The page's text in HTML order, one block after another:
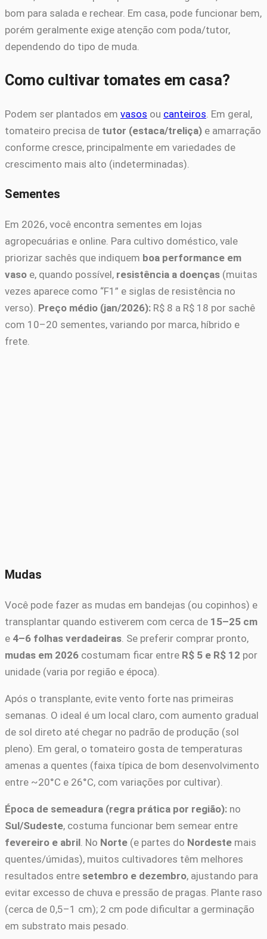
bom para salada e rechear. Em casa, pode funcionar bem,
porém geralmente exige atenção com poda/tutor,
dependendo do tipo de muda.
Como cultivar tomates em casa?
Podem ser plantados em vasos ou canteiros. Em geral,
tomateiro precisa de tutor (estaca/treliça) e amarração
conforme cresce, principalmente em variedades de
crescimento mais alto (indeterminadas).
Sementes
Em 2026, você encontra sementes em lojas
agropecuárias e online. Para cultivo doméstico, vale
priorizar sachês que indiquem boa performance em
vaso e, quando possível, resistência a doenças (muitas
vezes aparece como “F1” e siglas de resistência no
verso). Preço médio (jan/2026): R$ 8 a R$ 18 por sachê
com 10–20 sementes, variando por marca, híbrido e
frete.
Mudas
Você pode fazer as mudas em bandejas (ou copinhos) e
transplantar quando estiverem com cerca de 15–25 cm
e 4–6 folhas verdadeiras . Se preferir comprar pronto,
mudas em 2026 costumam ficar entre R$ 5 e R$ 12 por
unidade (varia por região e época).
Após o transplante, evite vento forte nas primeiras
semanas. O ideal é um local claro, com aumento gradual
de sol direto até chegar no padrão de produção (sol
pleno). Em geral, o tomateiro gosta de temperaturas
amenas a quentes (faixa típica de bom desenvolvimento
entre ~20°C e 26°C, com variações por cultivar).
Época de semeadura (regra prática por região): no
Sul/Sudeste, costuma funcionar bem semear entre
fevereiro e abril . No Norte (e partes do Nordeste mais
quentes/úmidas), muitos cultivadores têm melhores
resultados entre setembro e dezembro, ajustando para
evitar excesso de chuva e pressão de pragas. Plante raso
(cerca de 0,5–1 cm); 2 cm pode dificultar a germinação
em substrato mais pesado.